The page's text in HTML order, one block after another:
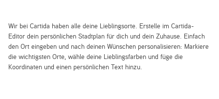
Wir bei Cartida haben alle deine Lieblingsorte. Erstelle im Cartida-
Editor dein persönlichen Stadtplan für dich und dein Zuhause. Einfach
den Ort eingeben und nach deinen Wünschen personalisieren: Markiere
die wichtigsten Orte, wähle deine Lieblingsfarben und füge die
Koordinaten und einen persönlichen Text hinzu.